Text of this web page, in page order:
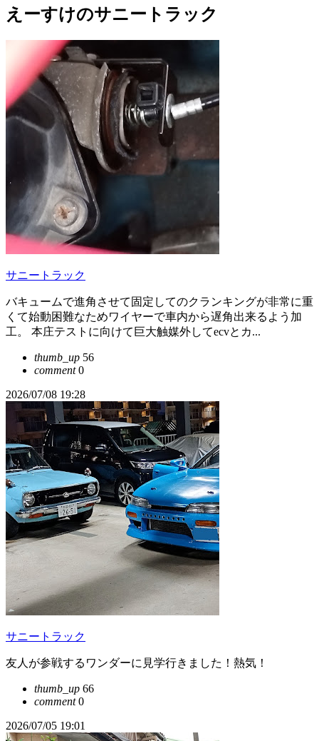
えーすけのサニートラック
サニートラック
バキュームで進角させて固定してのクランキングが非常に重
くて始動困難なためワイヤーで車内から遅角出来るよう加
工。 本庄テストに向けて巨大触媒外してecvとカ...
thumb_up 56
comment0
2026/07/08 19:28
サニートラック
友人が参戦するワンダーに見学行きました！熱気！
thumb_up 66
comment0
2026/07/05 19:01